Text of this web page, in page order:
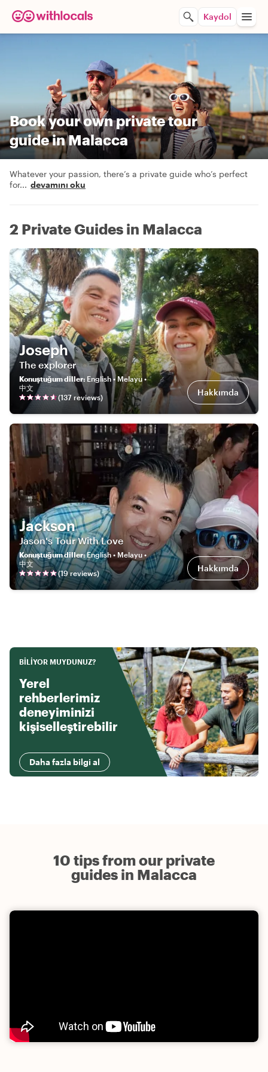
Kaydol
Book your own private tour
guide in Malacca
Whatever your passion, there’s a private guide who’s perfect
for... devamını oku
2 Private Guides in Malacca
Joseph
The explorer
Konuştuğum diller: English • Melayu •
中文
(137 reviews) Hakkımda
Jackson
Jason's Tour With Love
Konuştuğum diller:English • Melayu •
中文
(19reviews) Hakkımda
BILIYOR MUYDUNUZ?
Yerel
rehberlerimiz
deneyiminizi
kişiselleştirebilir
Daha fazla bilgi al
10 tips from our private
guides in Malacca